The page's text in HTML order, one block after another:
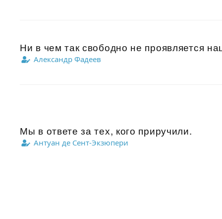
Ни в чем так свободно не проявляется
Александр Фадеев
Мы в ответе за тех, кого приручили.
Антуан де Сент-Экзюпери